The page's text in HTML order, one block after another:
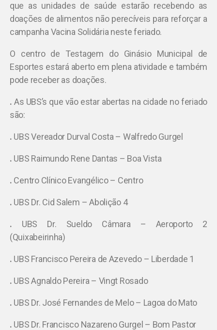
que as unidades de saúde estarão recebendo as
doações de alimentos não perecíveis para reforçar a
campanha Vacina Solidária neste feriado.
O centro de Testagem do Ginásio Municipal de
Esportes estará aberto em plena atividade e também
pode receber as doações.
. As UBS’s que vão estar abertas na cidade no feriado
são:
. UBS Vereador Durval Costa – Walfredo Gurgel
. UBS Raimundo Rene Dantas – Boa Vista
. Centro Clínico Evangélico – Centro
. UBS Dr. Cid Salem – Abolição 4
. UBS Dr. Sueldo Câmara – Aeroporto 2
(Quixabeirinha)
. UBS Francisco Pereira de Azevedo – Liberdade 1
. UBS Agnaldo Pereira – Vingt Rosado
. UBS Dr. José Fernandes de Melo – Lagoa do Mato
. UBS Dr. Francisco Nazareno Gurgel – Bom Pastor